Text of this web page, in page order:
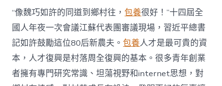
水
甜
心
寶
物
查
包
養
“像魏巧如許的同道到鄉村往，包養很好！”十四屆全
國人年夜一次會議江蘇代表團審議現場，習近平總書
記如許鼓勵這位80后新農夫。包養人才是最可貴的資
本，人才復興是村落周全復興的基本。很多青年創業
者擁有專門研究常識、坦蕩視野和internet思想，對